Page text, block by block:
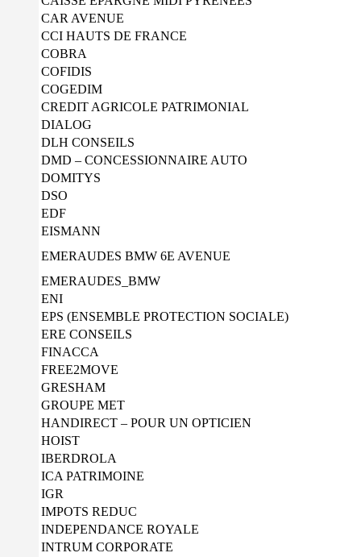
CAR AVENUE
CCI HAUTS DE FRANCE
COBRA
COFIDIS
COGEDIM
CREDIT AGRICOLE PATRIMONIAL
DIALOG
DLH CONSEILS
DMD – CONCESSIONNAIRE AUTO
DOMITYS
DSO
EDF
EISMANN
EMERAUDES BMW 6E AVENUE
EMERAUDES_BMW
ENI
EPS (ENSEMBLE PROTECTION SOCIALE)
ERE CONSEILS
FINACCA
FREE2MOVE
GRESHAM
GROUPE MET
HANDIRECT – POUR UN OPTICIEN
HOIST
IBERDROLA
ICA PATRIMOINE
IGR
IMPOTS REDUC
INDEPENDANCE ROYALE
INTRUM CORPORATE